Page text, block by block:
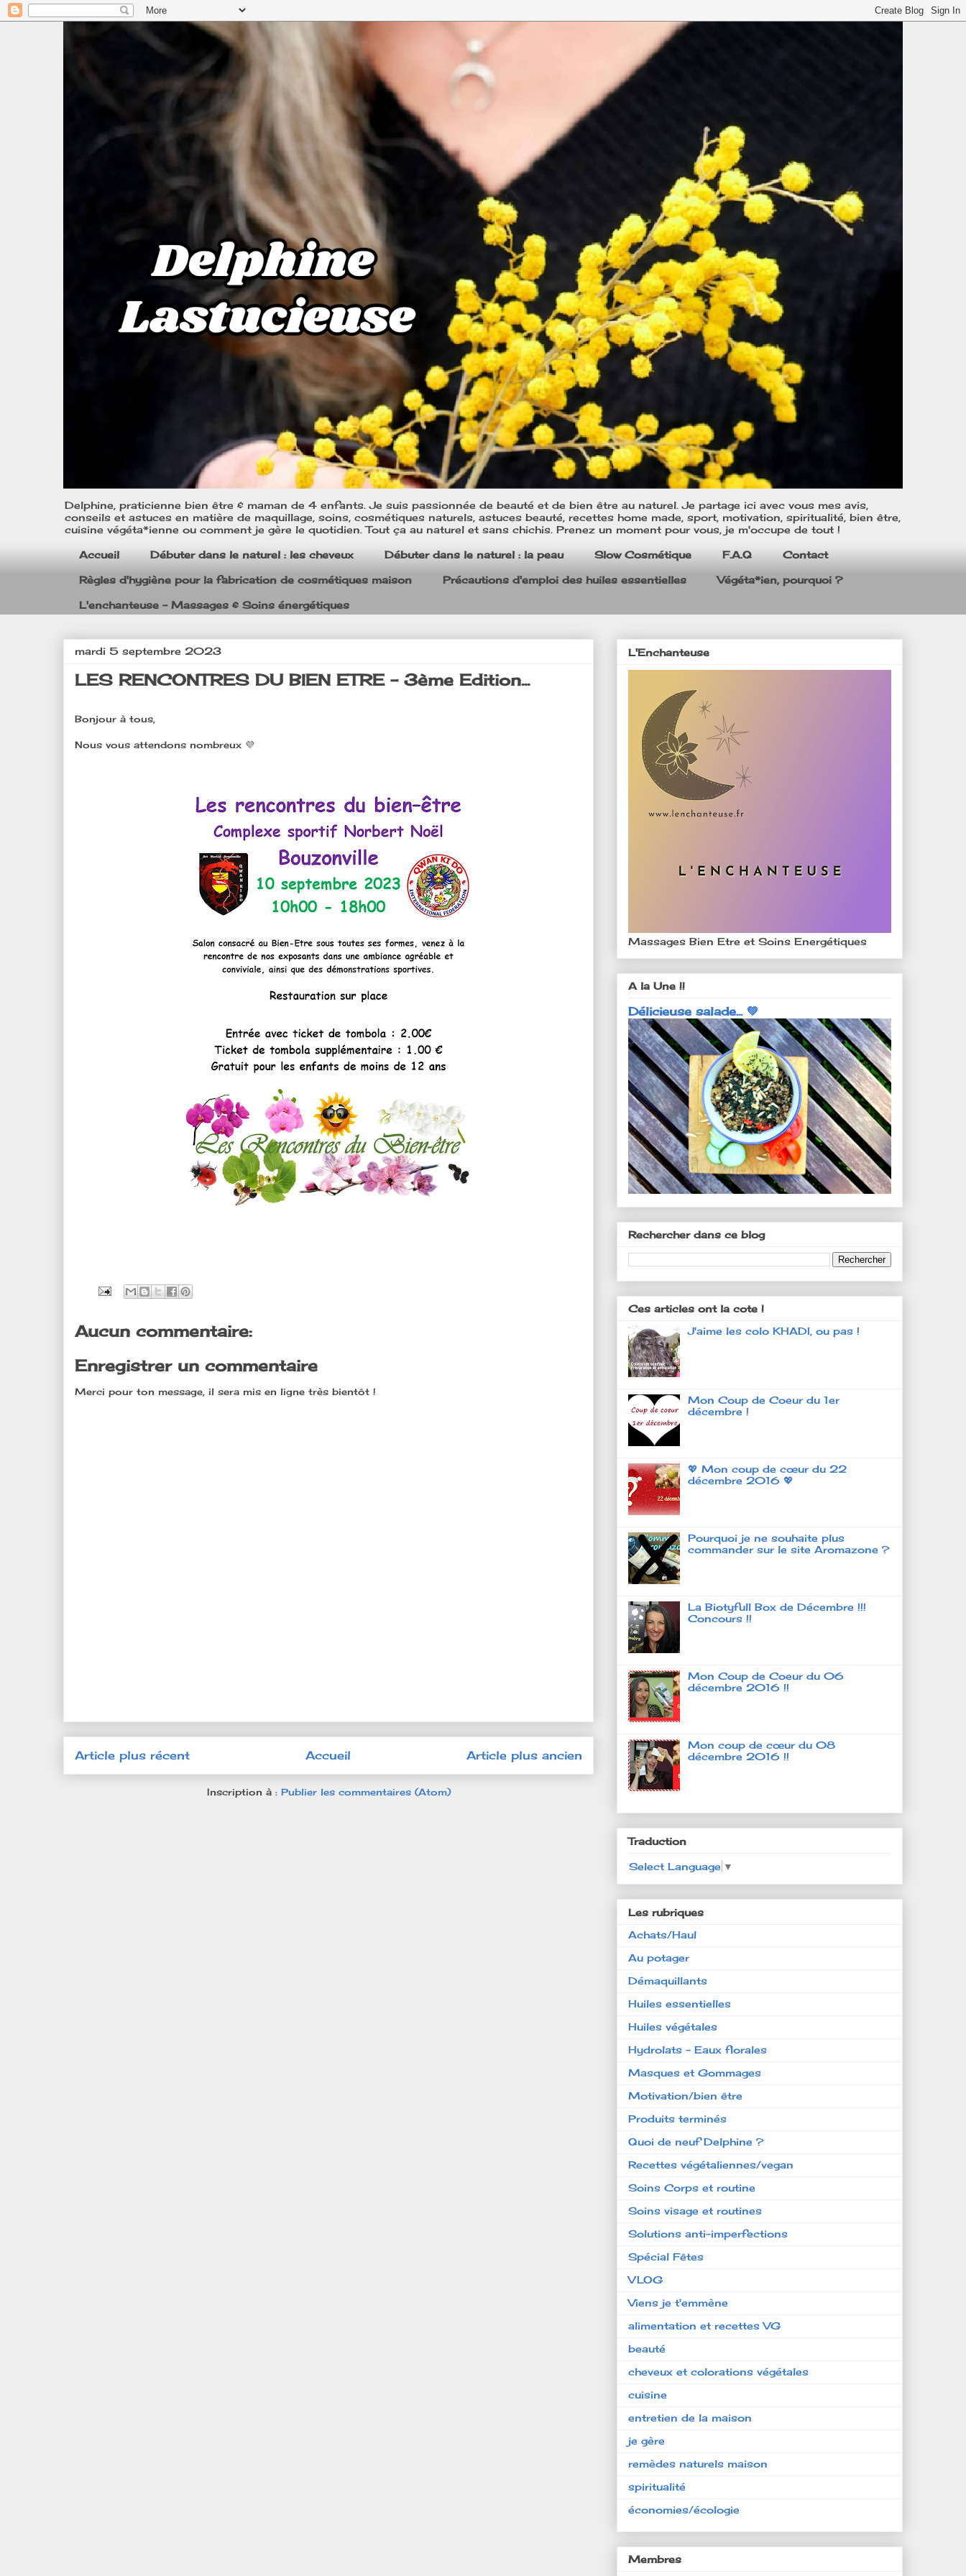
Delphine, praticienne bien être & maman de 4 enfants. Je suis passionnée de beauté et de bien être au naturel. Je partage ici avec vous mes avis,
conseils et astuces en matière de maquillage, soins, cosmétiques naturels, astuces beauté, recettes home made, sport, motivation, spiritualité, bien être,
cuisine végéta*ienne ou comment je gère le quotidien. Tout ça au naturel et sans chichis. Prenez un moment pour vous, je m'occupe de tout !
Accueil Débuter dans le naturel : les cheveux Débuter dans le naturel : la peau Slow Cosmétique F.A.Q Contact
Règles d'hygiène pour la fabrication de cosmétiques maison Précautions d'emploi des huiles essentielles Végéta*ien, pourquoi ?
L'enchanteuse - Massages & Soins énergétiques
mardi 5 septembre 2023
LES RENCONTRES DU BIEN ETRE - 3ème Edition...
Bonjour à tous,
Nous vous attendons nombreux 💜
Aucun commentaire:
Enregistrer un commentaire
Merci pour ton message, il sera mis en ligne très bientôt !
Article plus récent Article plus ancien
Accueil
Inscription à : Publier les commentaires (Atom)
L'Enchanteuse
Massages Bien Etre et Soins Energétiques
A la Une !!
Délicieuse salade... 💚
Rechercher dans ce blog
Ces articles ont la cote !
J'aime les colo KHADI, ou pas !
Mon Coup de Coeur du 1er
décembre !
💖 Mon coup de cœur du 22
décembre 2016 💖
Pourquoi je ne souhaite plus
commander sur le site Aromazone ?
La Biotyfull Box de Décembre !!!
Concours !!
Mon Coup de Coeur du 06
décembre 2016 !!
Mon coup de cœur du 08
décembre 2016 !!
Traduction
Select Language ▼
Les rubriques
Achats/Haul
Au potager
Démaquillants
Huiles essentielles
Huiles végétales
Hydrolats - Eaux florales
Masques et Gommages
Motivation/bien être
Produits terminés
Quoi de neuf Delphine ?
Recettes végétaliennes/vegan
Soins Corps et routine
Soins visage et routines
Solutions anti-imperfections
Spécial Fêtes
VLOG
Viens je t'emmène
alimentation et recettes VG
beauté
cheveux et colorations végétales
cuisine
entretien de la maison
je gère
remèdes naturels maison
spiritualité
économies/écologie
Membres